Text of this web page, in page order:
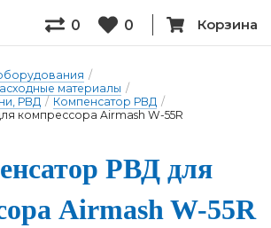
0 0 Корзина
/
материалы /
РВД / Компенсатор РВД /
компрессора Airmash W-55R
РВД для
Airmash W-55R